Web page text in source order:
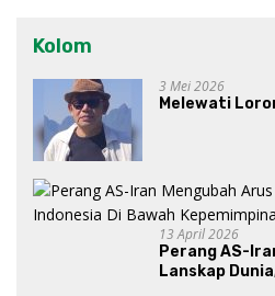
Kolom
3 Mei 2026
Melewati
13 April 2026
Perang AS-
Lanskap